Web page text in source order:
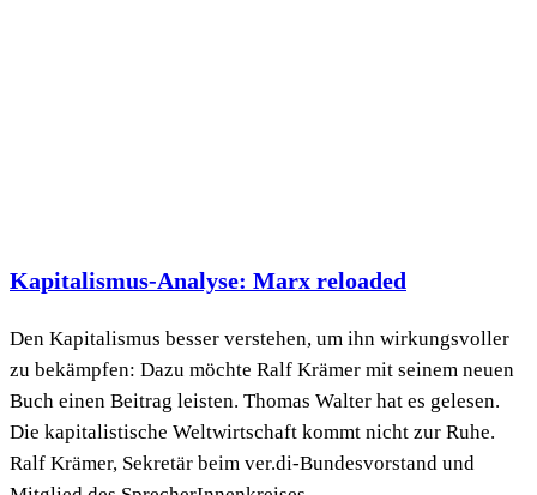
Kapitalismus-Analyse: Marx reloaded
Den Kapitalismus besser verstehen, um ihn wirkungsvoller
zu bekämpfen: Dazu möchte Ralf Krämer mit seinem neuen
Buch einen Beitrag leisten. Thomas Walter hat es gelesen.
Die kapitalistische Weltwirtschaft kommt nicht zur Ruhe.
Ralf Krämer, Sekretär beim ver.di-Bundesvorstand und